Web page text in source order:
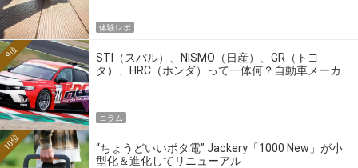
体験レポ
STI（スバル）、NISMO（日産）、GR（トヨ
タ）、HRC（ホンダ）って一体何？自動車メーカ
9位
コラム
“ちょうどいいポタ電” Jackery「1000 New」が小
型化＆進化してリニューアル
10位